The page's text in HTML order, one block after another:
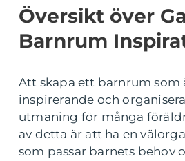
Översikt över
Barnrum
Att skapa ett barnrum som
inspirerande och
utmaning för många
av detta är att ha en
som passar barnets behov